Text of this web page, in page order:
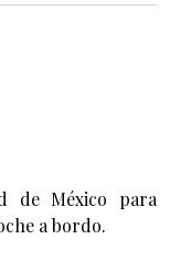
de México para
a bordo.